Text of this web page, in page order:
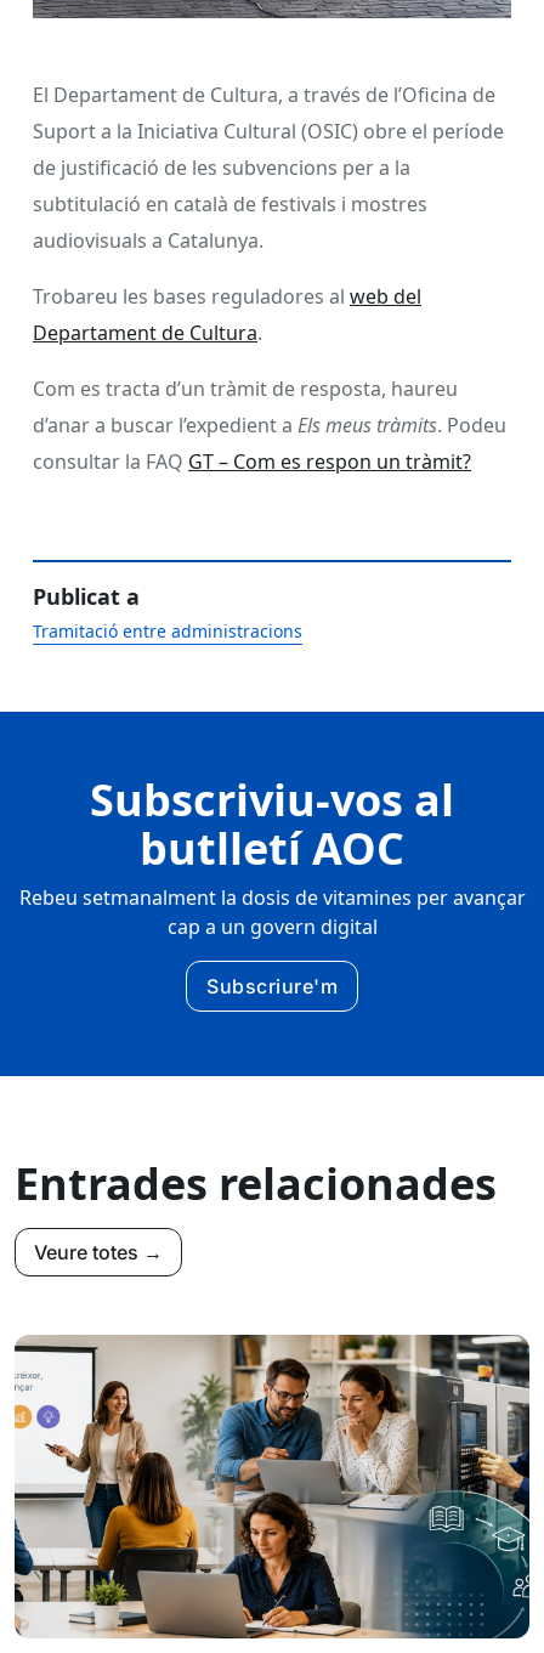
El Departament de Cultura, a través de l’Oficina de
Suport a la Iniciativa Cultural (OSIC) obre el període
de justificació de les subvencions per a la
subtitulació en català de festivals i mostres
audiovisuals a Catalunya.
Trobareu les bases reguladores al web del
Departament de Cultura.
Com es tracta d’un tràmit de resposta, haureu
d’anar a buscar l’expedient a Els meus tràmits. Podeu
consultar la FAQ GT – Com es respon un tràmit?
Publicat a
Tramitació entre administracions
Subscriviu-vos al
butlletí AOC
Rebeu setmanalment la dosis de vitamines per avançar
cap a un govern digital
Subscriure'm
Entrades relacionades
Veure totes →